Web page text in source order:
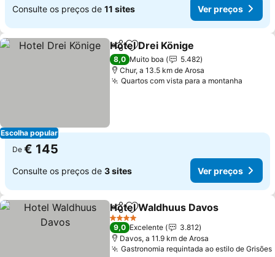
Consulte os preços de 11 sites Ver preços
Escolha popular
PartilharAdicionar aos favoritos
Hotel Drei Könige
8,0 Muito boa
5.482
Chur, a 13.5 km de Arosa
Quartos com vista para a montanha
De € 145
Consulte os preços de 3 sites Ver preços
PartilharAdicionar aos favoritos
Hotel Waldhuus Davos
4 Estrelas
9,0 Excelente
3.812
Davos, a 11.9 km de Arosa
Gastronomia requintada ao estilo de Grisões